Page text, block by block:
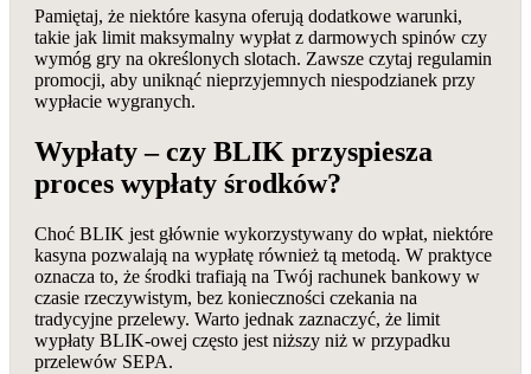
Pamiętaj, że niektóre kasyna oferują dodatkowe warunki,
takie jak limit maksymalny wypłat z darmowych spinów czy
wymóg gry na określonych slotach. Zawsze czytaj regulamin
promocji, aby uniknąć nieprzyjemnych niespodzianek przy
wypłacie wygranych.
Wypłaty – czy BLIK przyspiesza
proces wypłaty środków?
Choć BLIK jest głównie wykorzystywany do wpłat, niektóre
kasyna pozwalają na wypłatę również tą metodą. W praktyce
oznacza to, że środki trafiają na Twój rachunek bankowy w
czasie rzeczywistym, bez konieczności czekania na
tradycyjne przelewy. Warto jednak zaznaczyć, że limit
wypłaty BLIK‑owej często jest niższy niż w przypadku
przelewów SEPA.